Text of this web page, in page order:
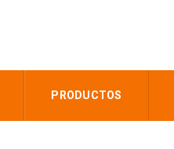
PRODUCTOS